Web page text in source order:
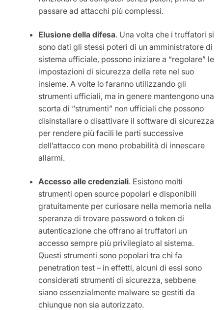
passare ad attacchi più complessi.
Elusione della difesa. Una volta che i truffatori si
sono dati gli stessi poteri di un amministratore di
sistema ufficiale, possono iniziare a “regolare” le
impostazioni di sicurezza della rete nel suo
insieme. A volte lo faranno utilizzando gli
strumenti ufficiali, ma in genere mantengono una
scorta di “strumenti” non ufficiali che possono
disinstallare o disattivare il software di sicurezza
per rendere più facili le parti successive
dell’attacco con meno probabilità di innescare
allarmi.
Accesso alle credenziali. Esistono molti
strumenti open source popolari e disponibili
gratuitamente per curiosare nella memoria nella
speranza di trovare password o token di
autenticazione che offrano ai truffatori un
accesso sempre più privilegiato al sistema.
Questi strumenti sono popolari tra chi fa
penetration test – in effetti, alcuni di essi sono
considerati strumenti di sicurezza, sebbene
siano essenzialmente malware se gestiti da
chiunque non sia autorizzato.